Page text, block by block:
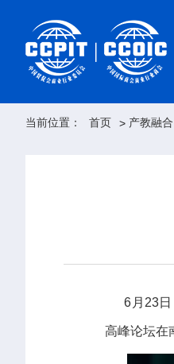
当前位置： 首页 > 产教融合
6 月23
高峰论坛在